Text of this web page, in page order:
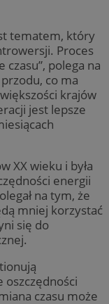
tematem, który
Proces
polega na
co ma
krajów
jest lepsze
XX wieku i była
energii
na tym, że
mniej korzystać
się do
czasu może